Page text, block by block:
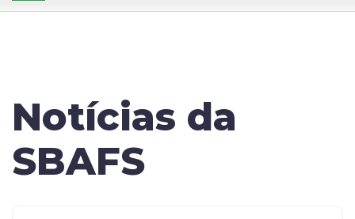
Notícias da
SBAFS